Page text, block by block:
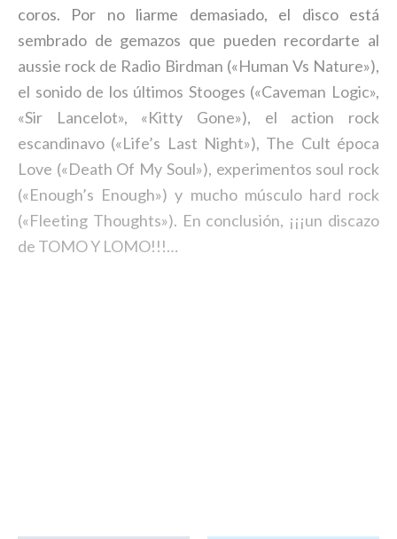
coros. Por no liarme demasiado, el disco está
sembrado de gemazos que pueden recordarte al
aussie rock de Radio Birdman («Human Vs Nature»),
el sonido de los últimos Stooges («Caveman Logic»,
«Sir Lancelot», «Kitty Gone»), el action rock
escandinavo («Life’s Last Night»), The Cult época
Love («Death Of My Soul»), experimentos soul rock
(«Enough’s Enough») y mucho músculo hard rock
(«Fleeting Thoughts»). En conclusión, ¡¡¡un discazo
de TOMO Y LOMO!!!…